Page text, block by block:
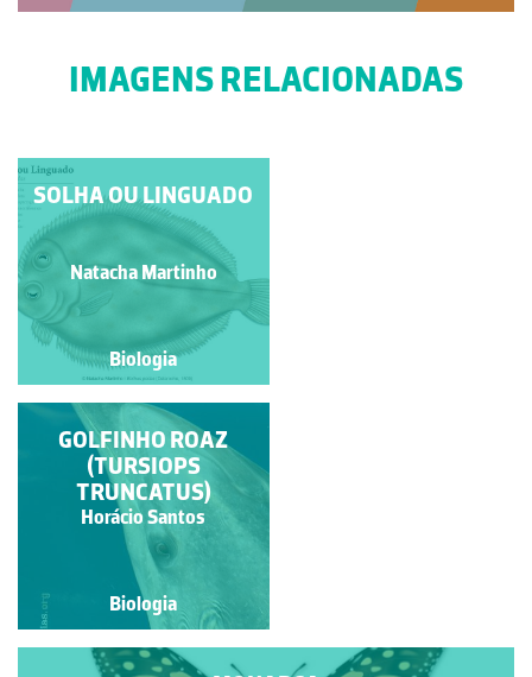
IMAGENS RELACIONADAS
PALOMENA PRASINA
Manuela Lopes
Biologia
SOLHA OU LINGUADO
Natacha Martinho
Biologia
SARDÃO
Isabel Gil
Biologia
GOLFINHO ROAZ
(TURSIOPS
TRUNCATUS)
Horácio Santos
Biologia